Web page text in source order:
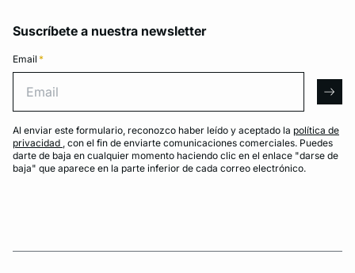
Suscríbete a nuestra newsletter
Email *
Al enviar este formulario, reconozco haber leído y aceptado la política de
privacidad , con el fin de enviarte comunicaciones comerciales. Puedes
darte de baja en cualquier momento haciendo clic en el enlace "darse de
baja" que aparece en la parte inferior de cada correo electrónico.